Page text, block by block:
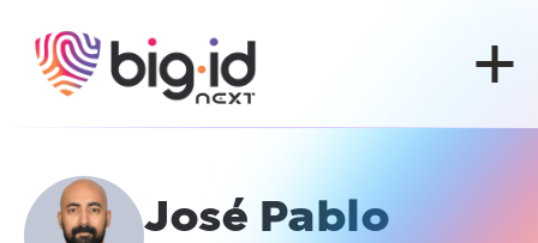
José Pablo